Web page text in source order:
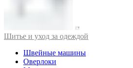
Шитье и уход за одеждой
Швейные машины
Оверлоки